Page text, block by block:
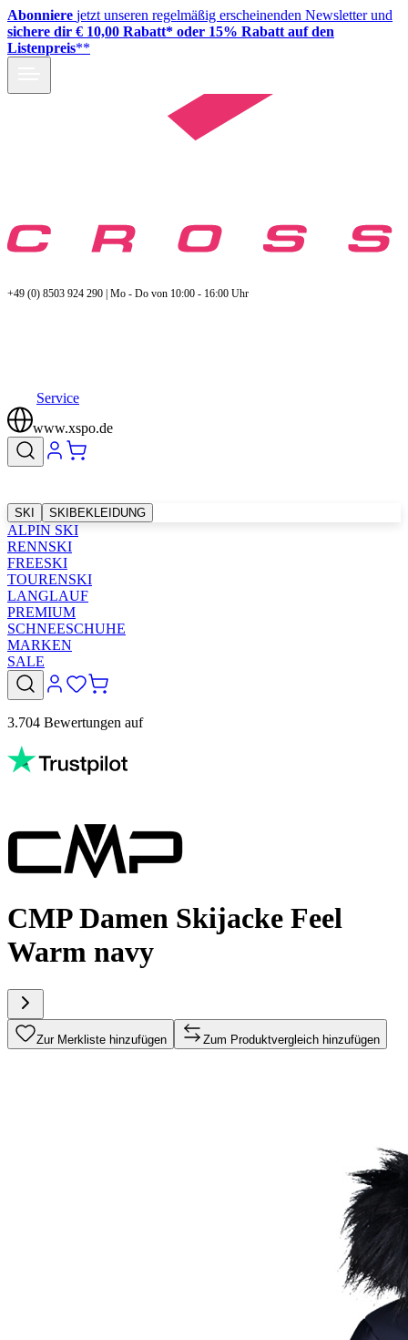
Abonniere jetzt unseren regelmäßig erscheinenden Newsletter und
sichere dir € 10,00 Rabatt* oder 15% Rabatt auf den
Listenpreis**
+49 (0) 8503 924 290 | Mo - Do von 10:00 - 16:00 Uhr
Service
www.xspo.de
SKI SKIBEKLEIDUNG
ALPIN SKI
RENNSKI
FREESKI
TOURENSKI
LANGLAUF
PREMIUM
SCHNEESCHUHE
MARKEN
SALE
3.704 Bewertungen auf
CMP Damen Skijacke Feel
Warm navy
Zur Merkliste hinzufügen Zum Produktvergleich hinzufügen